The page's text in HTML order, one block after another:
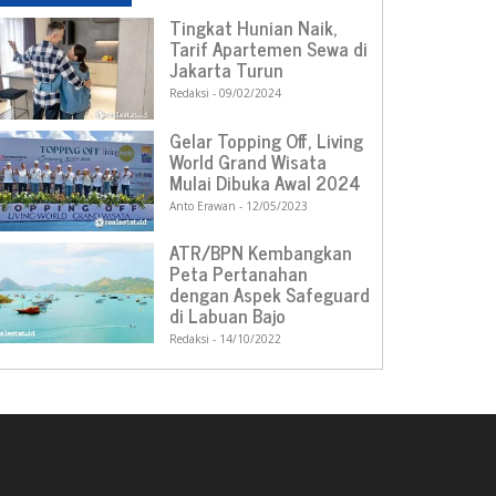
Tingkat Hunian Naik,
Tarif Apartemen Sewa di
Jakarta Turun
Redaksi 09/02/2024
Gelar Topping Off, Living
World Grand Wisata
Mulai Dibuka Awal 2024
Anto Erawan 12/05/2023
ATR/BPN Kembangkan
Peta Pertanahan
dengan Aspek Safeguard
di Labuan Bajo
Redaksi 14/10/2022